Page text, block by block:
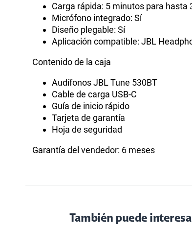
Carga rápida: 5 minutos para hasta
Micrófono integrado: Sí
Diseño plegable: Sí
Aplicación compatible: JBL
Contenido de la caja
Audífonos JBL Tune 530BT
Cable de carga USB-C
Guía de inicio rápido
Tarjeta de garantía
Hoja de seguridad
Garantía del vendedor: 6 meses
También puede